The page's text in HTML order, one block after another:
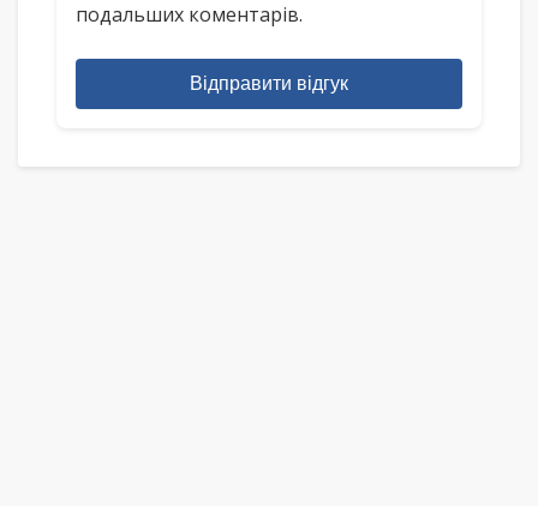
подальших коментарів.
Відправити відгук